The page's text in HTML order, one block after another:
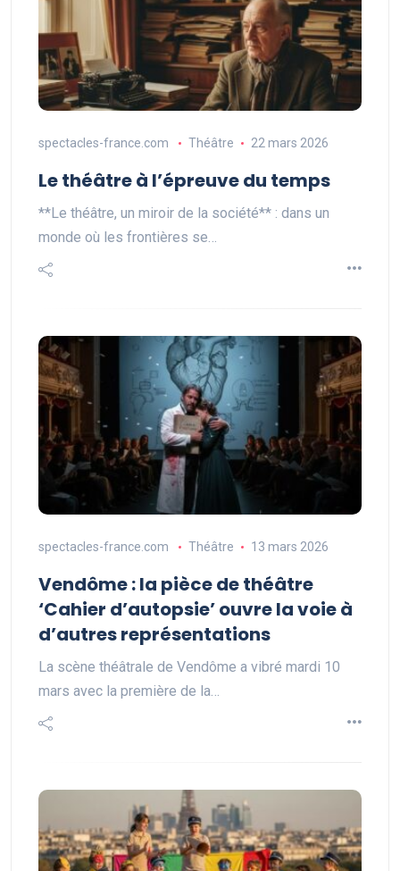
spectacles-france.com Théâtre 22 mars 2026
Le théâtre à l’épreuve du temps
**Le théâtre, un miroir de la société** : dans un
monde où les frontières se…
spectacles-france.com Théâtre 13 mars 2026
Vendôme : la pièce de théâtre
‘Cahier d’autopsie’ ouvre la voie à
d’autres représentations
La scène théâtrale de Vendôme a vibré mardi 10
mars avec la première de la…